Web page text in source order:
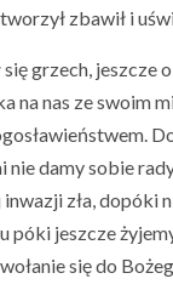
zbawił i
się grzech, jeszcze
na nas ze swoim
nie damy sobie
zła, dopóki
póki jeszcze
się do